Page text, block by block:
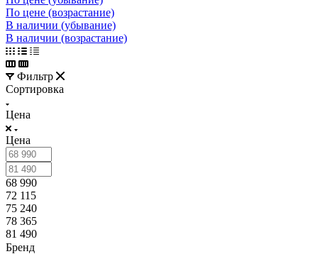
По цене (возрастание)
В наличии (убывание)
В наличии (возрастание)
Фильтр
Сортировка
Цена
Цена
68 990
72 115
75 240
78 365
81 490
Бренд